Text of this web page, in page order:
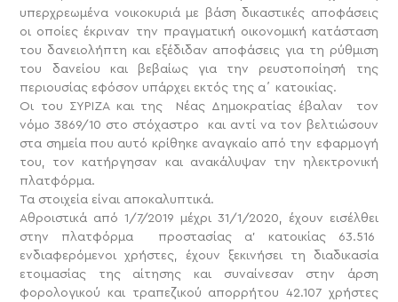
υπερχρεωμένα νοικοκυριά με βάση δικαστικές αποφάσεις
οι οποίες έκριναν την πραγματική οικονομική κατάσταση
του δανειολήπτη και εξέδιδαν αποφάσεις για τη ρύθμιση
του δανείου και βεβαίως για την ρευστοποίησή της
περιουσίας εφόσον υπάρχει εκτός της α΄ κατοικίας.
Οι του ΣΥΡΙΖΑ και της Νέας Δημοκρατίας έβαλαν τον
νόμο 3869/10 στο στόχαστρο και αντί να τον βελτιώσουν
στα σημεία που αυτό κρίθηκε αναγκαίο από την εφαρμογή
του, τον κατήργησαν και ανακάλυψαν την ηλεκτρονική
πλατφόρμα.
Τα στοιχεία είναι αποκαλυπτικά.
Αθροιστικά από 1/7/2019 μέχρι 31/1/2020, έχουν εισέλθει
στην πλατφόρμα προστασίας α’ κατοικίας 63.516
ενδιαφερόμενοι χρήστες, έχουν ξεκινήσει τη διαδικασία
ετοιμασίας της αίτησης και συναίνεσαν στην άρση
φορολογικού και τραπεζικού απορρήτου 42.107 χρήστες